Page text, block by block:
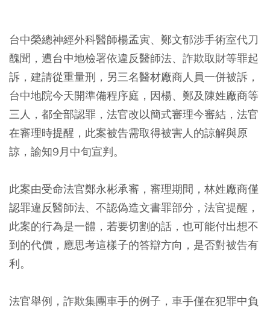
台中榮總神經外科醫師楊孟寅、鄭文郁涉手術室代刀
醜聞，遭台中地檢署依違反醫師法、詐欺取財等罪起
訴，建請從重量刑，另三名醫材廠商人員一併被訴，
台中地院今天開準備程序庭，因楊、鄭及陳姓廠商等
三人，都全部認罪，法官改以簡式審理今審結，法官
在審理時提醒，此案被告需取得被害人的諒解與原
諒，諭知9月中旬宣判。
此案由受命法官鄭永彬承審，審理期間，林姓廠商僅
認罪違反醫師法、不認偽造文書罪部分，法官提醒，
此案的行為是一體，若要切割的話，也可能付出想不
到的代價，應思考這樣子的答辯方向，是否對被告有
利。
法官舉例，詐欺集團車手的例子，車手僅在犯罪中負